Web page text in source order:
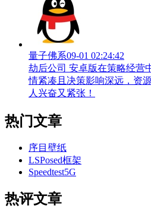
量子佛系09-01 02:24:42
劫后公司 安卓版在策略经营
情紧凑且决策影响深远，资
人兴奋又紧张！
热门文章
序目壁纸
LSPosed框架
Speedtest5G
热评文章